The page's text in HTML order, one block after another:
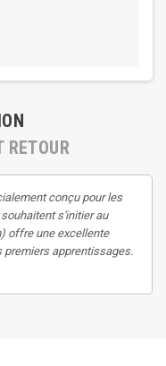
RETOUR
conçu pour les
s'initier au
offre une excellente
premiers apprentissages.